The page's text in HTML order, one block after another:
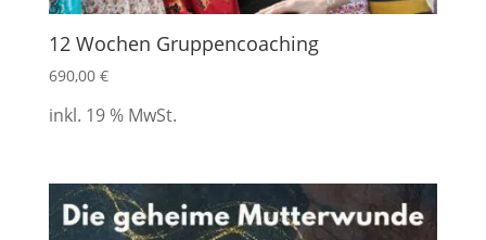
12 Wochen Gruppencoaching
690,00 €
inkl. 19 % MwSt.